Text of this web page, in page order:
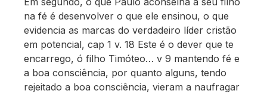
na fé é desenvolver o que ele ensinou, o que
evidencia as marcas do verdadeiro líder cristão
em potencial, cap 1 v. 18 Este é o dever que te
encarrego, ó filho Timóteo… v 9 mantendo fé e
a boa consciência, por quanto alguns, tendo
rejeitado a boa consciência, vieram a naufragar